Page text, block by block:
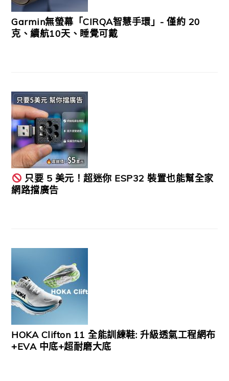
Garmin無螢幕「CIRQA智慧手環」- 僅約 20
克、續航10天、睡覺可戴
只要 5 美元！超迷你 ESP32 裝置也能幫全家
網路擋廣告
HOKA Clifton 11 全能訓練鞋: 升級透氣工程網布
+EVA 中底+超耐磨大底